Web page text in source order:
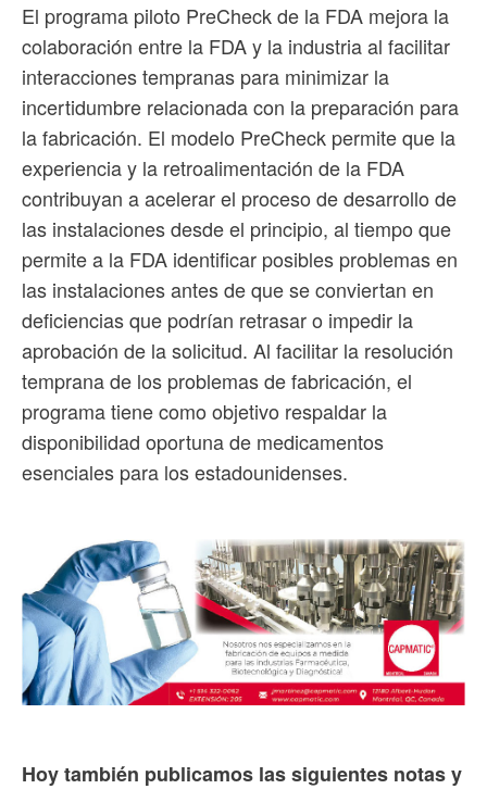
El programa piloto PreCheck de la FDA mejora la
colaboración entre la FDA y la industria al facilitar
interacciones tempranas para minimizar la
incertidumbre relacionada con la preparación para
la fabricación. El modelo PreCheck permite que la
experiencia y la retroalimentación de la FDA
contribuyan a acelerar el proceso de desarrollo de
las instalaciones desde el principio, al tiempo que
permite a la FDA identificar posibles problemas en
las instalaciones antes de que se conviertan en
deficiencias que podrían retrasar o impedir la
aprobación de la solicitud. Al facilitar la resolución
temprana de los problemas de fabricación, el
programa tiene como objetivo respaldar la
disponibilidad oportuna de medicamentos
esenciales para los estadounidenses.
Hoy también publicamos las siguientes notas y